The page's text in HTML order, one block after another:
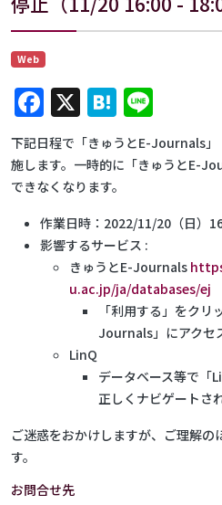
Web
Facebook
X Hatena
下記日程で「きゅうとE-Journals
施します。一時的に「きゅうとE-
できなくなります。
作業日時：2022/11/20（日）
影響するサービス :
きゅうとE-Journals
u.ac.jp/ja/databases/ej
「利用する」をク
Journals」にアクセ
LinQ
データベース等で「
正しくナビゲートさ
ご迷惑をおかけしますが、ご理解の
す。
お問合せ先